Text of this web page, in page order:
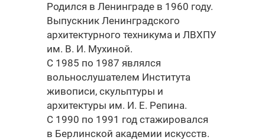
Родился в Ленинграде в 1960 году.
Выпускник Ленинградского
архитектурного техникума и ЛВХПУ
им. В. И. Мухиной.
С 1985 по 1987 являлся
вольнослушателем Института
живописи, скульптуры и
архитектуры им. И. Е. Репина.
С 1990 по 1991 год стажировался
в Берлинской академии искусств.